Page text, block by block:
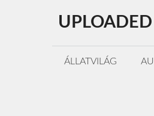
tartalomba
ÁLLATVILÁG